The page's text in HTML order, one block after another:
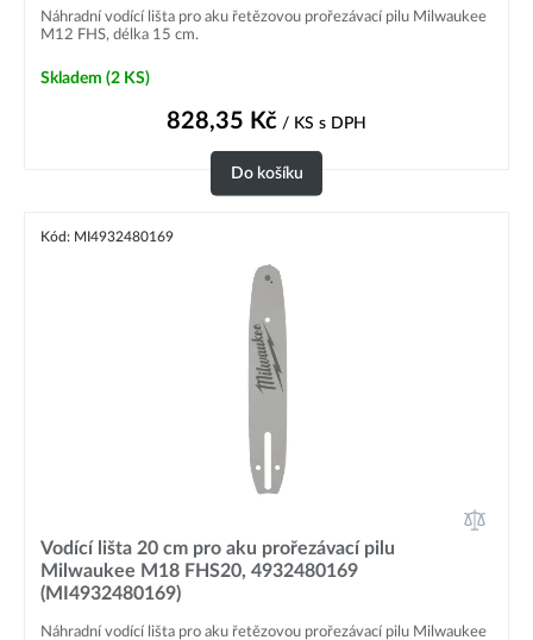
Náhradní vodící lišta pro aku řetězovou prořezávací pilu Milwaukee
M12 FHS, délka 15 cm.
Skladem (2 KS)
828,35 Kč / KS s DPH
Do košíku
Kód: MI4932480169
Vodící lišta 20 cm pro aku prořezávací pilu
Milwaukee M18 FHS20, 4932480169
(MI4932480169)
Náhradní vodící lišta pro aku řetězovou prořezávací pilu Milwaukee